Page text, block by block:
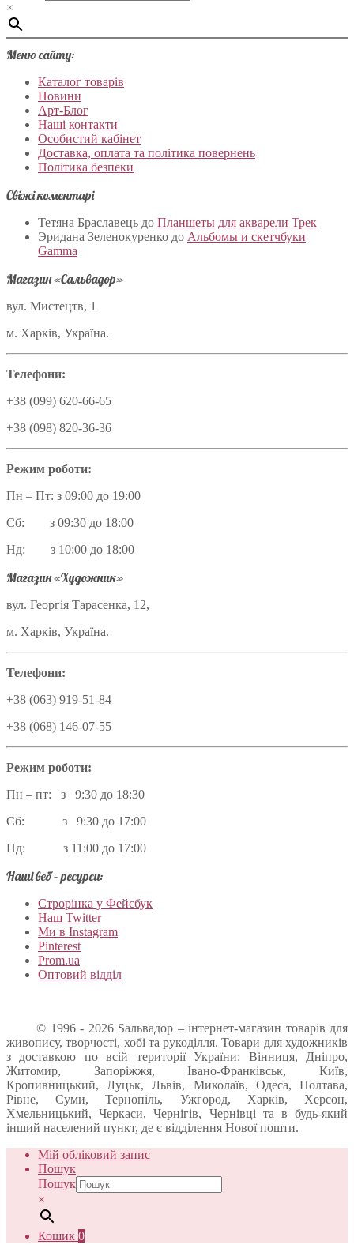
×
Меню сайту:
Каталог товарів
Новини
Арт-Блог
Наші контакти
Особистий кабінет
Доставка, оплата та політика повернень
Політика безпеки
Свіжі коментарі
Тетяна Браславець до Планшеты для акварели Трек
Эридана Зеленокуренко до Альбомы и скетчбуки
Gamma
Магазин «Сальвадор»
вул. Мистецтв, 1
м. Харків, Україна.
Телефони:
+38 (099) 620-66-65
+38 (098) 820-36-36
Режим роботи:
Пн – Пт: з 09:00 до 19:00
Сб: з 09:30 до 18:00
Нд: з 10:00 до 18:00
Магазин «Художник»
вул. Георгія Тарасенка, 12,
м. Харків, Україна.
Телефони:
+38 (063) 919-51-84
+38 (068) 146-07-55
Режим роботи:
Пн – пт: з 9:30 до 18:30
Сб: з 9:30 до 17:00
Нд: з 11:00 до 17:00
Наші веб – ресурси:
Строрінка у Фейсбук
Наш Twitter
Ми в Instagram
Pinterest
Prom.ua
Оптовий відділ
© 1996 - 2026 Sальвадор – інтернет-магазин товарів для
живопису, творчості, хобі та рукоділля. Товари для художників
з доставкою по всій території України: Вінниця, Дніпро,
Житомир, Запоріжжя, Івано-Франківськ, Київ,
Кропивницький, Луцьк, Львів, Миколаїв, Одеса, Полтава,
Рівне, Суми, Тернопіль, Ужгород, Харків, Херсон,
Хмельницький, Черкаси, Чернігів, Чернівці та в будь-який
інший населений пункт, де є відділення Нової пошти.
Мій обліковий запис
Пошук
Пошук
×
Кошик 0